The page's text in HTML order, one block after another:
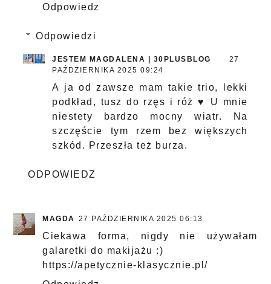
Odpowiedz
Odpowiedzi
JESTEM MAGDALENA | 30PLUSBLOG
27
PAŹDZIERNIKA 2025 09:24
A ja od zawsze mam takie trio, lekki
podkład, tusz do rzęs i róż ♥ U mnie
niestety bardzo mocny wiatr. Na
szczęście tym rzem bez większych
szkód. Przeszła też burza.
ODPOWIEDZ
MAGDA 27 PAŹDZIERNIKA 2025 06:13
Ciekawa forma, nigdy nie używałam
galaretki do makijażu :)
https://apetycznie-klasycznie.pl/